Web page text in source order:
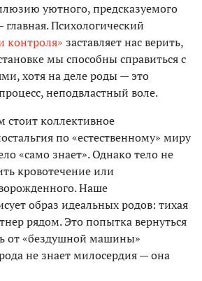
уютного, предсказуемого
главная. Психологический
контроля» заставляет нас верить,
мы способны справиться с
хотя на деле роды — это
неподвластный воле.
стоит коллективное
по «естественному» миру
«само знает». Однако тело не
кровотечение или
Наше
образ идеальных родов: тихая
рядом. Это попытка вернуться
от «бездушной машины»
не знает милосердия — она